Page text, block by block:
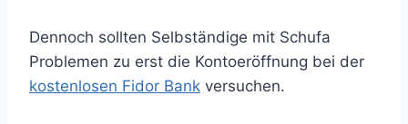
Dennoch sollten Selbständige mit Schufa
Problemen zu erst die Kontoeröffnung bei der
kostenlosen Fidor Bank versuchen.